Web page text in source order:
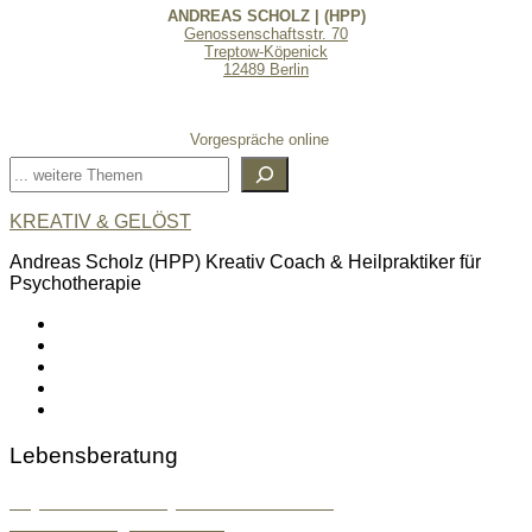
ANDREAS SCHOLZ | (HPP)
Genossenschaftsstr. 70
Treptow-Köpenick
12489 Berlin
Vorgespräche online
Suchen
KREATIV & GELÖST
Andreas Scholz (HPP) Kreativ Coach & Heilpraktiker für
Psychotherapie
Lebensberatung